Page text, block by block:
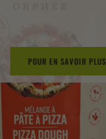
POUR EN SAVOIR PLUS